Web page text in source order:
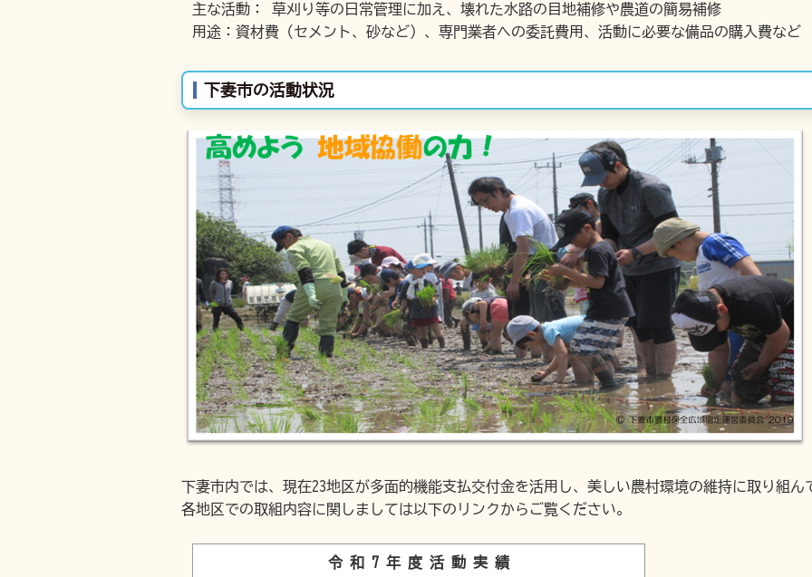
主な活動： 草刈り等の日常管理に加え、壊れた水路の目地補修や農道の簡易補修
用途：資材費（セメント、砂など）、専門業者への委託費用、活動に必要な備品の購入費など
下妻市の活動状況
下妻市内では、現在23地区が多面的機能支払交付金を活用し、美しい農村環境の維持に取り組ん
各地区での取組内容に関しましては以下のリンクからご覧ください。
令 和 7 年 度 活 動 実 績